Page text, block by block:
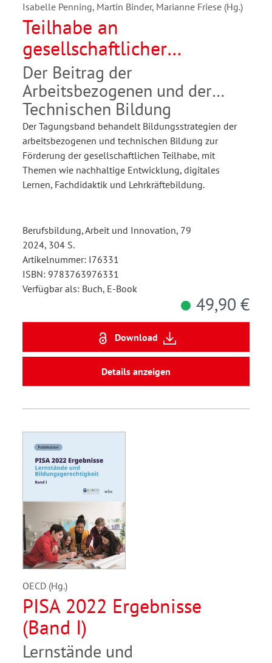
Isabelle Penning, Martin Binder, Marianne Friese (Hg.)
Teilhabe an
gesellschaftlicher
Transformation stärken
Der Beitrag der
Arbeitsbezogenen und der
Technischen Bildung
Der Tagungsband behandelt Bildungsstrategien der
arbeitsbezogenen und technischen Bildung zur
Förderung der gesellschaftlichen Teilhabe, mit
Themen wie nachhaltige Entwicklung, digitales
Lernen, Fachdidaktik und Lehrkräftebildung.
Berufsbildung, Arbeit und Innovation, 79
2024, 304 S.
Artikelnummer: I76331
ISBN: 9783763976331
Verfügbar als: Buch, E-Book
49,90 €
Download
Details anzeigen
OECD (Hg.)
PISA 2022 Ergebnisse
(Band I)
Lernstände und